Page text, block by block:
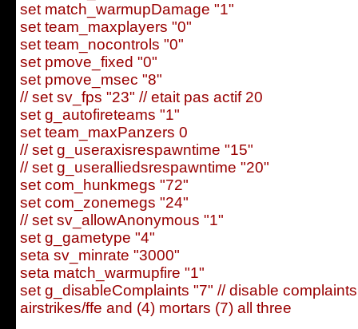
set match_warmupDamage "1"
set team_maxplayers "0"
set team_nocontrols "0"
set pmove_fixed "0"
set pmove_msec "8"
// set sv_fps "23" // etait pas actif 20
set g_autofireteams "1"
set team_maxPanzers 0
// set g_useraxisrespawntime "15"
// set g_useralliedsrespawntime "20"
set com_hunkmegs "72"
set com_zonemegs "24"
// set sv_allowAnonymous "1"
set g_gametype "4"
seta sv_minrate "3000"
seta match_warmupfire "1"
set g_disableComplaints "7" // disable
airstrikes/ffe and (4) mortars (7) all three